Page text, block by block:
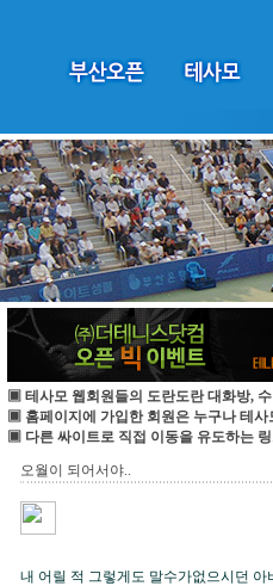
▣ 테사모 웹회원들의 도란도란 대화방,
▣ 홈페이지에 가입한 회원은 누구나 테사
▣ 다른 싸이트로 직접 이동을 유도하는
오월이 되어서야..
내 어릴 적 그렇게도 말수가없으시던 아